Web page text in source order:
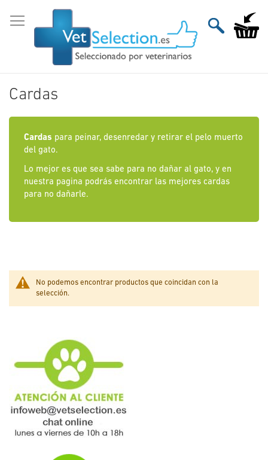
al
contenido
Mi
Cardas
Cardas para peinar, desenredar y retirar el pelo muerto
del gato.
Lo mejor es que sea sabe para no dañar al gato, y en
nuestra pagina podrás encontrar las mejores cardas
para no dañarle.
No podemos encontrar productos que coincidan con la
selección.